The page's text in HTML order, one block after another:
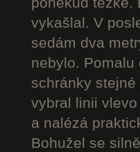
vykašlal. V
sedám dva
nebylo.
schránky
vybral linii
a nalézá
Bohužel se